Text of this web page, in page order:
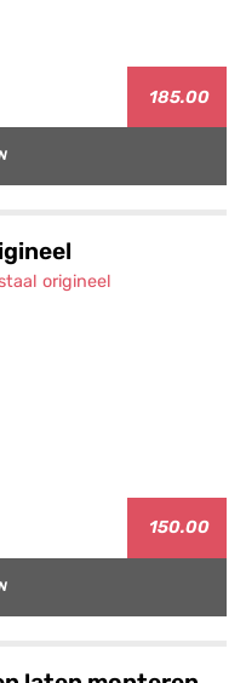
185.00
150.00